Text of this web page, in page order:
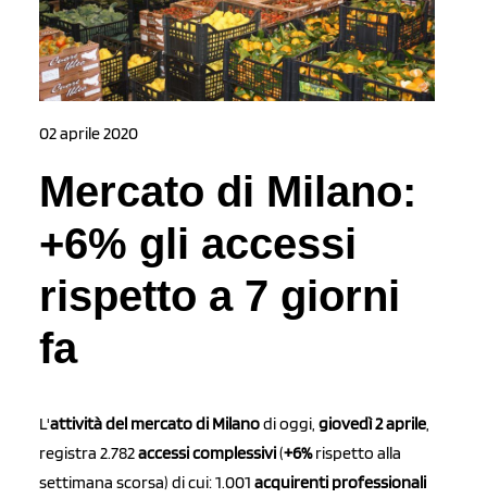
02 aprile 2020
Mercato di Milano:
+6% gli accessi
rispetto a 7 giorni
fa
L'attività del mercato di Milanodi oggi, giovedì 2 aprile,
registra 2.782accessi complessivi(+6%rispetto alla
settimana scorsa) di cui: 1.001 acquirenti professionali